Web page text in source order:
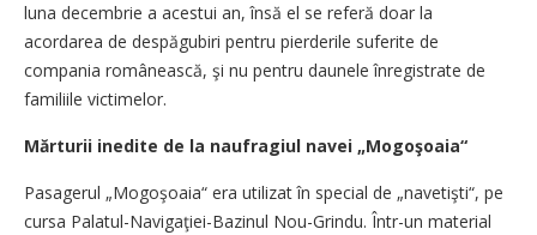
luna decembrie a acestui an, însă el se referă doar la
acordarea de despăgubiri pentru pierderile suferite de
compania românească, şi nu pentru daunele înregistrate de
familiile victimelor.
Mărturii inedite de la naufragiul navei „Mogoşoaia“
Pasagerul „Mogoşoaia“ era utilizat în special de „navetişti“, pe
cursa Palatul-Navigaţiei-Bazinul Nou-Grindu. Într-un material